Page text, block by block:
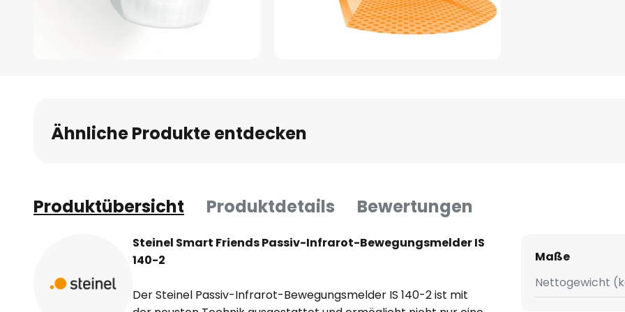
Bildgalerie
springen
Ähnliche Produkte entdecken
Produktübersicht Produktdetails Bewertungen
Steinel Smart Friends Passiv-Infrarot-Bewegungsmelder IS
140-2
Der Steinel Passiv-Infrarot-Bewegungsmelder IS 140-2 ist mit
Maße
Nettogewicht